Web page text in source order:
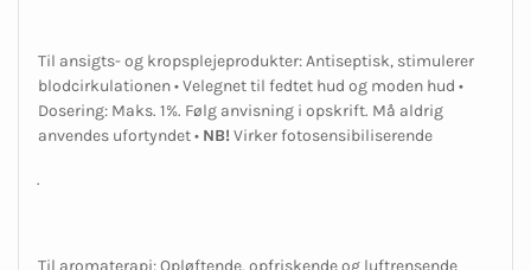
Til ansigts- og kropsplejeprodukter: Antiseptisk, stimulerer
blodcirkulationen • Velegnet til fedtet hud og moden hud •
Dosering: Maks. 1%. Følg anvisning i opskrift. Må aldrig
anvendes ufortyndet • NB! Virker fotosensibiliserende
.
Til aromaterapi: Opløftende, opfriskende og luftrensende